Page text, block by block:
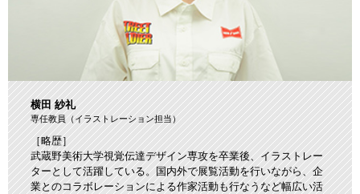
横田 紗礼
専任教員（イラストレーション担当）
［略歴］
武蔵野美術大学視覚伝達デザイン専攻を卒業後、イラストレー
ターとして活躍している。国内外で展覧活動を行いながら、企
業とのコラボレーションによる作家活動も行なうなど幅広い活